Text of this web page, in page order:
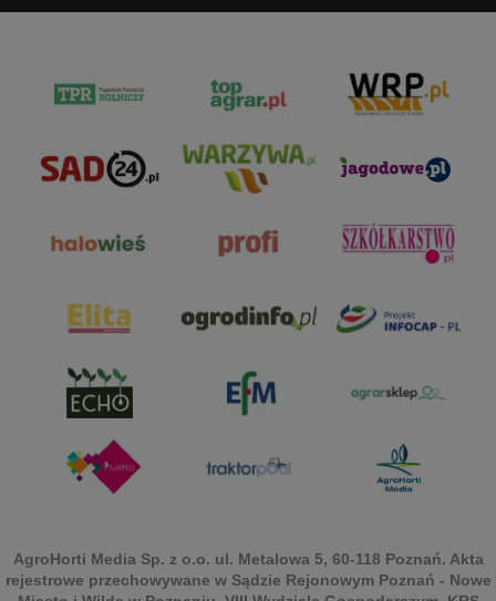
AgroHorti Media Sp. z o.o. ul. Metalowa 5, 60-118 Poznań. Akta
rejestrowe przechowywane w Sądzie Rejonowym Poznań - Nowe